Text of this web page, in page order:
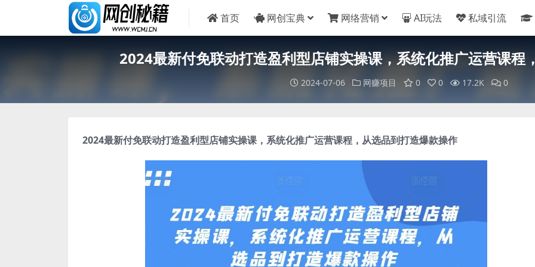
首页 网创宝典 网络营销 AI玩法 私域引流
2024最新付免联动打造盈利型店铺实操课，​系统化推广运营课程
2024-07-06 网赚项目 0 0 17.2K 0
2024最新付免联动打造盈利型店铺实操课 ，​系统化推广运营课程，从选品到打造爆款操作